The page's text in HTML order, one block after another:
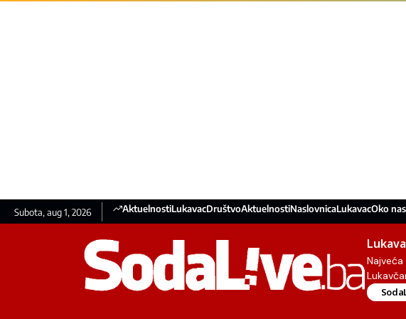
Subota, aug 1, 2026 AktuelnostiLukavacDruštvoAktuelnostiNaslovnicaLukavacOko nas